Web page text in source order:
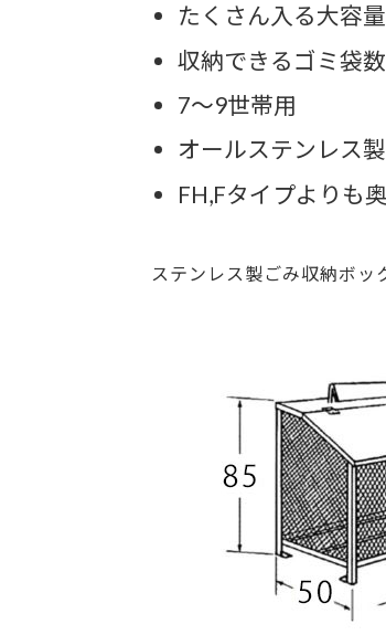
たくさん入る大容
収納できるゴミ袋
7～9世帯用
オールステンレス製
FH,Fタイプよりも
ステンレス製ごみ収納ボ